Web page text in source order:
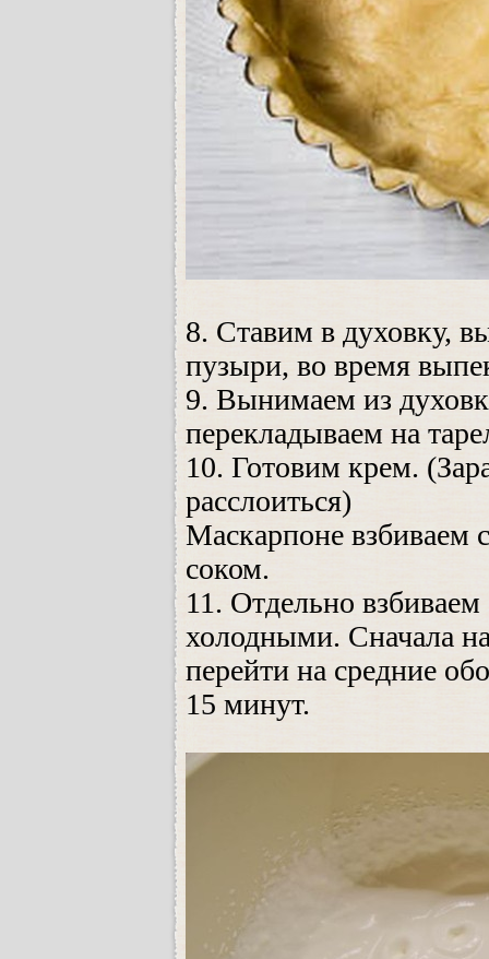
8. Ставим в духовку,
пузыри, во время
9. Вынимаем из
перекладываем на
10. Готовим крем.
расслоиться)
Маскарпоне
соком.
11. Отдельно
холодными. Сначала
перейти на средние
15 минут.